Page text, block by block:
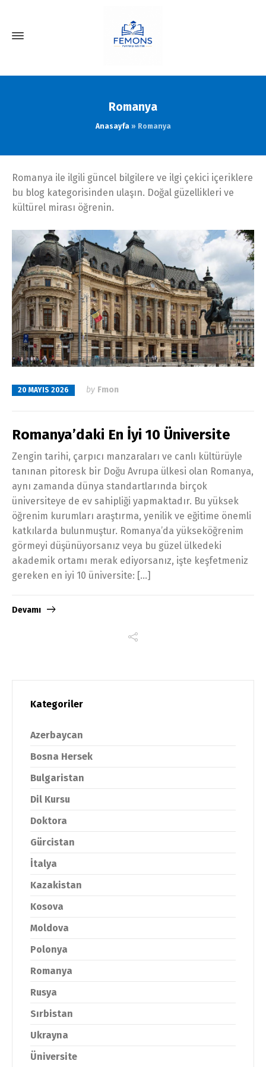
Romanya
Anasayfa» Romanya
Romanya ile ilgili güncel bilgilere ve ilgi çekici içeriklere
bu blog kategorisinden ulaşın. Doğal güzellikleri ve
kültürel mirası öğrenin.
20 MAYIS 2026 by Fmon
Romanya’daki En İyi 10 Üniversite
Zengin tarihi, çarpıcı manzaraları ve canlı kültürüyle
tanınan pitoresk bir Doğu Avrupa ülkesi olan Romanya,
aynı zamanda dünya standartlarında birçok
üniversiteye de ev sahipliği yapmaktadır. Bu yüksek
öğrenim kurumları araştırma, yenilik ve eğitime önemli
katkılarda bulunmuştur. Romanya’da yükseköğrenim
görmeyi düşünüyorsanız veya bu güzel ülkedeki
akademik ortamı merak ediyorsanız, işte keşfetmeniz
gereken en iyi 10 üniversite: […]
Devamı
Kategoriler
Azerbaycan
Bosna Hersek
Bulgaristan
Dil Kursu
Doktora
Gürcistan
İtalya
Kazakistan
Kosova
Moldova
Polonya
Romanya
Rusya
Sırbistan
Ukrayna
Üniversite